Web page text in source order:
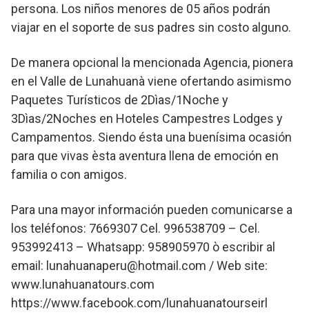
persona. Los niños menores de 05 años podrán
viajar en el soporte de sus padres sin costo alguno.
De manera opcional la mencionada Agencia, pionera
en el Valle de Lunahuanà viene ofertando asimismo
Paquetes Turísticos de 2Dìas/1Noche y
3Dìas/2Noches en Hoteles Campestres Lodges y
Campamentos. Siendo ésta una buenísima ocasión
para que vivas èsta aventura llena de emoción en
familia o con amigos.
Para una mayor información pueden comunicarse a
los teléfonos: 7669307 Cel. 996538709 – Cel.
953992413 – Whatsapp: 958905970 ò escribir al
email: lunahuanaperu@hotmail.com / Web site:
www.lunahuanatours.com
https://www.facebook.com/lunahuanatourseirl